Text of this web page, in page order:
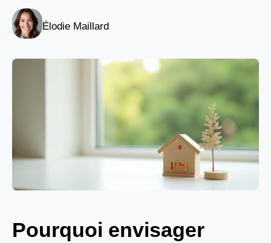
Élodie Maillard
Pourquoi envisager